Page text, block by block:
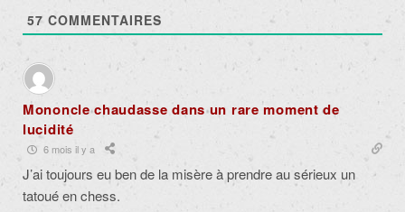
57 COMMENTAIRES
Mononcle chaudasse dans un rare moment de
lucidité
6 mois il y a
J’ai toujours eu ben de la misère à prendre au sérieux un
tatoué en chess.